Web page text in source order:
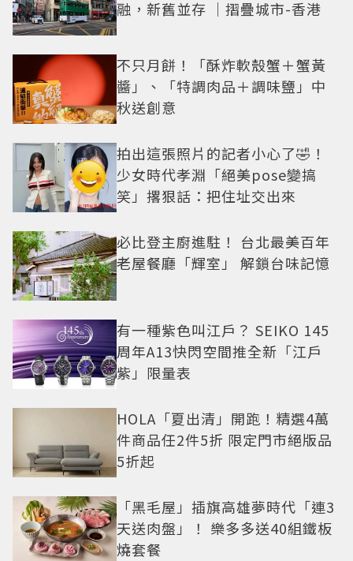
融，新舊並存 ｜摺疊城市-香港
不只月餅！「酥炸軟殼蟹＋蟹黃
醬」、「特調肉品＋調味鹽」中
秋送創意
拍出這張照片的記者小心了🤣！
少女時代孝淵「絕美pose變搞
笑」撂狠話：把住址交出來
必比登主廚進駐！ 台北最美百年
老屋餐廳「輝室」 解鎖台味記憶
有一種紫色叫江戶？ SEIKO 145
周年A13快閃空間推全新「江戶
紫」限量表
HOLA「夏出清」開跑！精選4萬
件商品任2件5折 限定門市絕版品
5折起
「黑毛屋」插旗高雄夢時代「連3
天送肉盤」！ 樂多多送40組鐵板
燒套餐